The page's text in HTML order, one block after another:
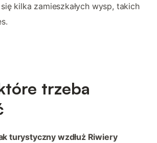
kilka zamieszkałych wysp, takich
trzeba
turystyczny wzdłuż Riwiery